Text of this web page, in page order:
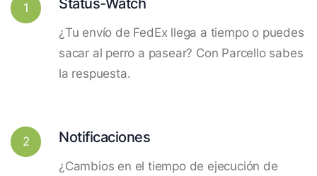
1
¿Tu envío de FedEx llega a tiempo o puedes
sacar al perro a pasear? Con Parcello sabes
la respuesta.
2 Notificaciones
¿Cambios en el tiempo de ejecución de